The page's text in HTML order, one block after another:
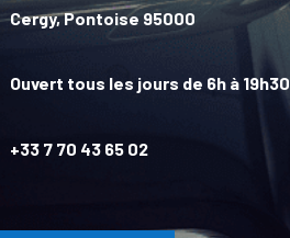
Cergy, Pontoise 95000
Ouvert tous les jours de 6h à 19h30
+33 7 70 43 65 02